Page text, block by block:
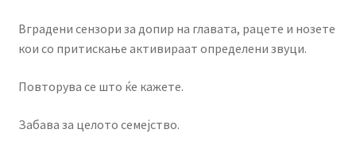
Вградени сензори за допир на главата, рацете и нозете
кои со притискање активираат определени звуци.
Повторува се што ќе кажете.
Забава за целото семејство.